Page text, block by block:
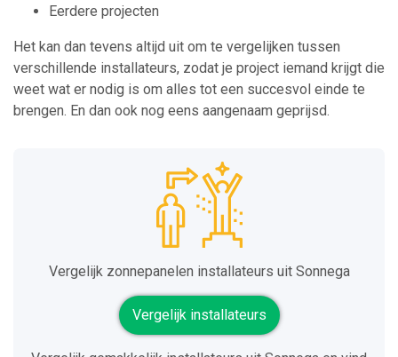
Eerdere projecten
Het kan dan tevens altijd uit om te vergelijken tussen
verschillende installateurs, zodat je project iemand krijgt die
weet wat er nodig is om alles tot een succesvol einde te
brengen. En dan ook nog eens aangenaam geprijsd.
Vergelijk zonnepanelen installateurs uit Sonnega
Vergelijk installateurs